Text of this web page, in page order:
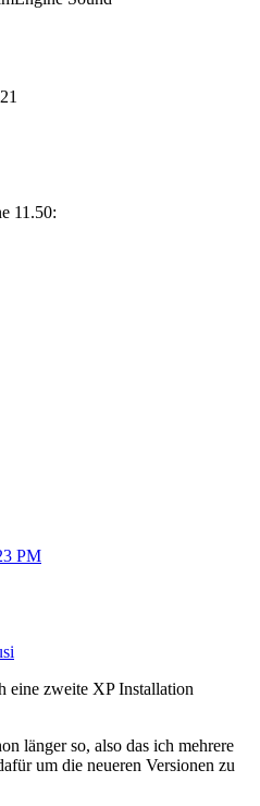
11.50:
PM
eine zweite XP Installation
länger so, also das ich mehrere
um die neueren Versionen zu